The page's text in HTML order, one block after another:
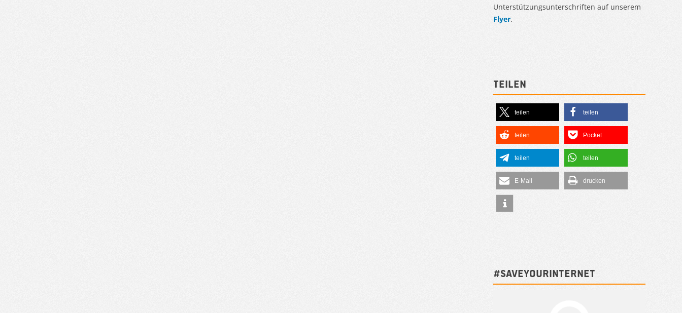
Unterstützungsunterschriften auf unserem
Flyer.
Teilen
teilen teilen
teilen Pocket
teilen teilen
E-Mail drucken
#SAVEYOURINTERNET